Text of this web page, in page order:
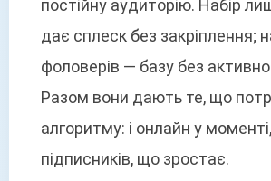
постійну аудиторію. Набір
дає сплеск без закріплення;
фоловерів — базу без
Разом вони дають те, що
алгоритму: і онлайн у
підписників, що зростає.